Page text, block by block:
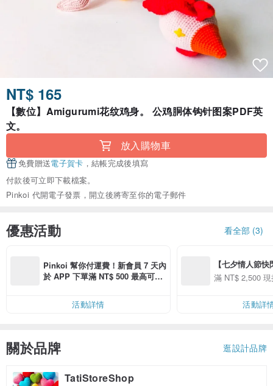
NT$ 165
【數位】Amigurumi花纹鸡身。 公鸡胴体钩针图案PDF英
文。
放入購物車
免費贈送電子賀卡 ，結帳完成後填寫
付款後可立即下載檔案。
Pinkoi 代開電子發票，開立後將寄至你的電子郵件
優惠活動 看全部 (3)
Pinkoi 幫你付運費！新會員 7 天內
於 APP 下單滿 NT$ 500 最高可折
活動詳情
【七夕情人節
用 APP 購買任
00 現折 NT$100
滿 NT$ 2,500
活動詳
關於品牌 逛設計品牌
TatiStoreShop